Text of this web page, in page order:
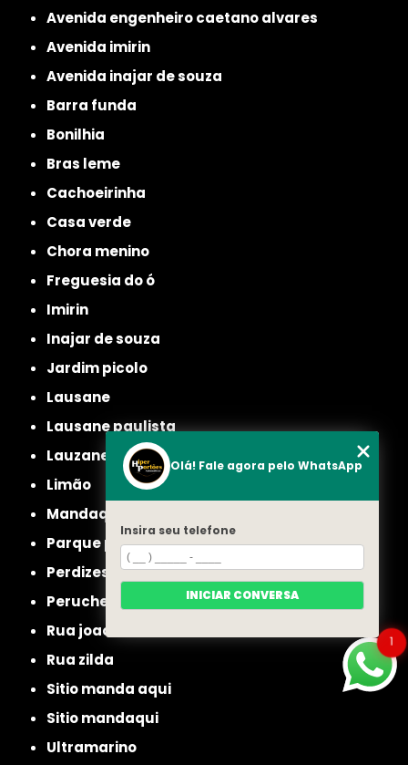
avenida engenheiro caetano alvares
avenida imirin
avenida inajar de souza
barra funda
bonilhia
bras leme
cachoeirinha
casa verde
chora menino
freguesia do ó
imirin
inajar de souza
jardim picolo
lausane
lausane paulista
lauzane
limão
mandaqui
parque peruche
perdizes
peruche
rua joao ruthe
rua zilda
sitio manda aqui
sitio mandaqui
ultramarino
1
Olá! Fale agora pelo WhatsApp
Insira seu telefone
INICIAR CONVERSA